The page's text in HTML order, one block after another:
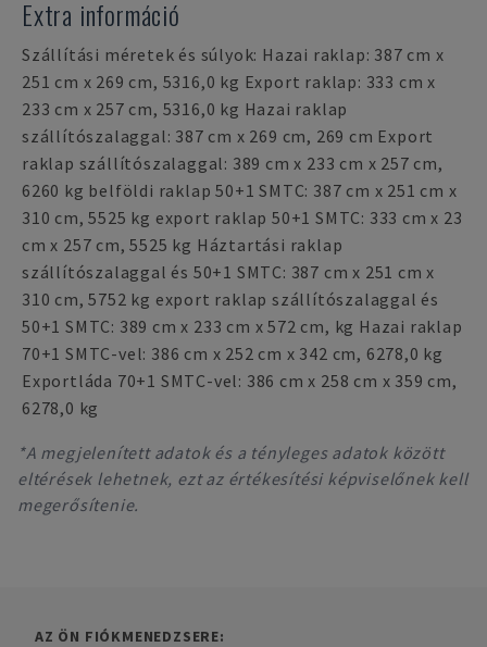
Extra információ
Szállítási méretek és súlyok: Hazai raklap: 387 cm x
251 cm x 269 cm, 5316,0 kg Export raklap: 333 cm x
233 cm x 257 cm, 5316,0 kg Hazai raklap
szállítószalaggal: 387 cm x 269 cm, 269 cm Export
raklap szállítószalaggal: 389 cm x 233 cm x 257 cm,
6260 kg belföldi raklap 50+1 SMTC: 387 cm x 251 cm x
310 cm, 5525 kg export raklap 50+1 SMTC: 333 cm x 23
cm x 257 cm, 5525 kg Háztartási raklap
szállítószalaggal és 50+1 SMTC: 387 cm x 251 cm x
310 cm, 5752 kg export raklap szállítószalaggal és
50+1 SMTC: 389 cm x 233 cm x 572 cm, kg Hazai raklap
70+1 SMTC-vel: 386 cm x 252 cm x 342 cm, 6278,0 kg
Exportláda 70+1 SMTC-vel: 386 cm x 258 cm x 359 cm,
6278,0 kg
*A megjelenített adatok és a tényleges adatok között
eltérések lehetnek, ezt az értékesítési képviselőnek kell
megerősítenie.
AZ ÖN FIÓKMENEDZSERE: